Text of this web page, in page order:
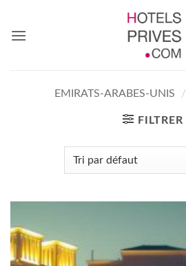
contenu
EMIRATS-ARABES-UNIS /
FILTRER